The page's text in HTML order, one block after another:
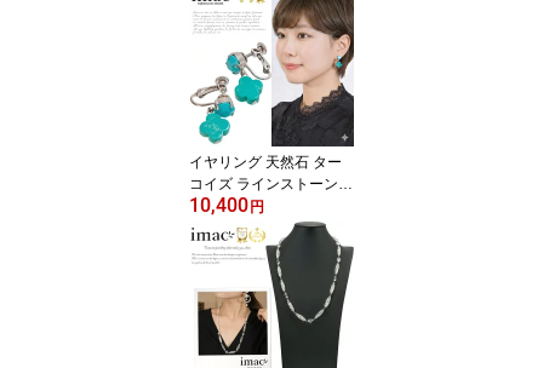
エリー公式】
イヤリング 天然石 ター
コイズ ラインストーン
ブルー フラワー ハンギ
ング 149868 【イマック
ジュエリー公式】
10,400円